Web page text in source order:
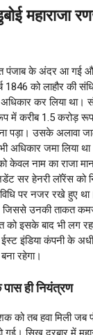
महाराजा
पंजाब के अंदर आ गई और
1846 को लाहौर की
कर लिया था।
में करीब 1.5 करोड़
पड़ा। उसके अलावा
अधिकार जमा लिया
केवल नाम का राजा
सर हेनरी लॉरेंस को
पर नजर रखे हुए
जिससे उनकी ताकत
इसके बाद भी लग
ईस्ट इंडिया कंपनी के
रहेगा।
पास ही नियंत्रण
तब हवा मिली जब